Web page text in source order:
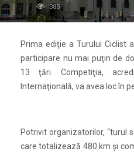
385
Prima ediţie a Turului Ciclist
participare nu mai puţin de
13 ţări. Competiţia,
Internaţională, va avea loc în
Potrivit organizatorilor, “turul
care totalizează 480 km şi